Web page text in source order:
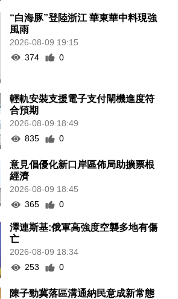
“白海豚”登陸浙江 華東華中料現強
風雨
2026-08-09 19:15
374
0
輕軌安裝支援電子支付閘機進度符
合預期
2026-08-09 18:49
835
0
意見倡優化新口岸區佈局助擴票根
經濟
2026-08-09 18:45
365
0
澤連斯基:俄軍高強度空襲多地有傷
亡
2026-08-09 18:34
253
0
陳子勁冀落區溝通納民意成新常態